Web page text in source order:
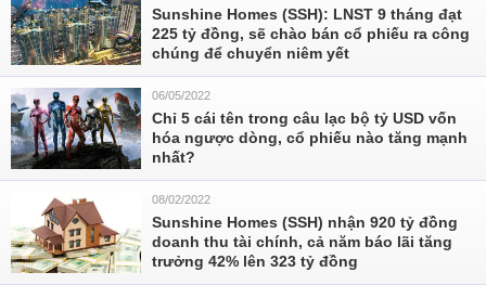
Sunshine Homes (SSH): LNST 9 tháng đạt
225 tỷ đồng, sẽ chào bán cổ phiếu ra công
chúng để chuyển niêm yết
06/05/2022
Chỉ 5 cái tên trong câu lạc bộ tỷ USD vốn
hóa ngược dòng, cổ phiếu nào tăng mạnh
nhất?
08/02/2022
Sunshine Homes (SSH) nhận 920 tỷ đồng
doanh thu tài chính, cả năm báo lãi tăng
trưởng 42% lên 323 tỷ đồng